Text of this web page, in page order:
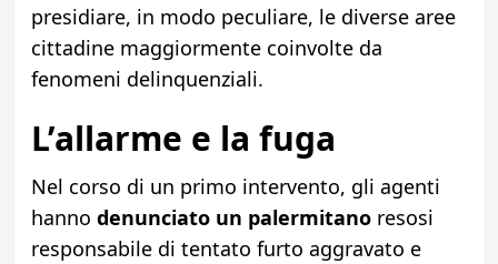
presidiare, in modo peculiare, le diverse aree
cittadine maggiormente coinvolte da
fenomeni delinquenziali.
L’allarme e la fuga
Nel corso di un primo intervento, gli agenti
hanno denunciato un palermitanoresosi
responsabile di tentato furto aggravato e